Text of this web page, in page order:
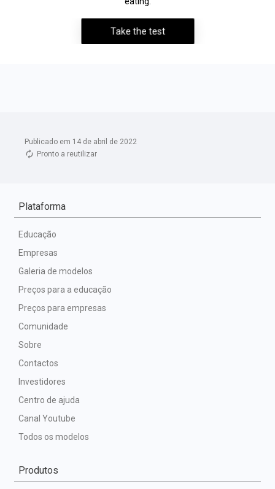
Publicado em 14 de abril de 2022
Pronto a reutilizar
Plataforma
Educação
Empresas
Galeria de modelos
Preços para a educação
Preços para empresas
Comunidade
Sobre
Contactos
Investidores
Centro de ajuda
Canal Youtube
Todos os modelos
Produtos